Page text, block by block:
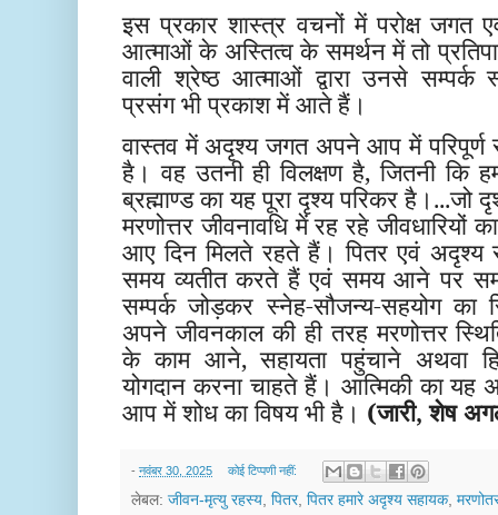
इस प्रकार शास्त्र वचनों में परोक्ष जगत
आत्माओं के अस्तित्व के समर्थन में तो
वाली श्रेष्ठ आत्माओं द्वारा उनसे
प्रसंग भी प्रकाश में आते हैं।
वास्तव में अदृश्य जगत अपने आप में परिपूर्ण
है। वह उतनी ही विलक्षण है, जितनी कि
ब्रह्माण्ड का यह पूरा दृश्य परिकर है।...जो
मरणोत्तर जीवनावधि में रह रहे जीवधारियों
आए दिन मिलते रहते हैं। पितर एवं अदृश्य
समय व्यतीत करते हैं एवं समय आने पर
सम्पर्क जोड़कर स्नेह-सौजन्य-सहयोग का
अपने जीवनकाल की ही तरह मरणोत्तर
के काम आने, सहायता पहुंचाने अथवा
योगदान करना चाहते हैं। आत्मिकी का यह
आप में शोध का विषय भी है। (जारी, शेष
- नवंबर 30, 2025 कोई टिप्पणी नहीं:
लेबल: जीवन-मृत्यु रहस्य, पितर, पितर हमारे अदृश्य सहायक,